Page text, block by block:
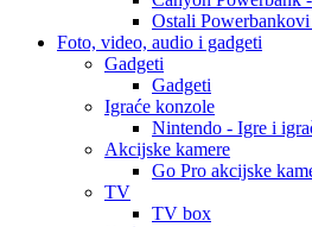
Ostali
Foto, video, audio i gadgeti
Gadgeti
Gadgeti
Igraće konzole
Nintendo - Igre i
Akcijske kamere
Go Pro akcijske
TV
TV box